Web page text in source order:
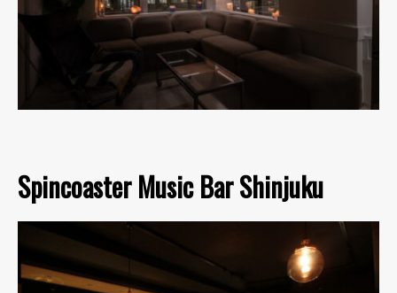
Spincoaster Music Bar Shinjuku